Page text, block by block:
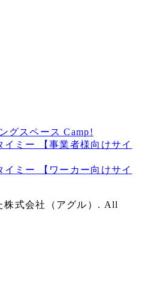
グスペース Camp!
イミー 【事業者様向けサイ
イミー 【ワーカー向けサイ
株式会社（アグル）. All